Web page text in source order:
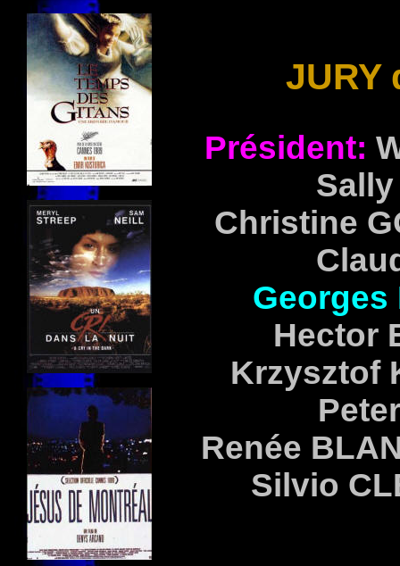
JURY
Président:
Christine
Georges
Hector
Krzysztof
Renée
Silvio